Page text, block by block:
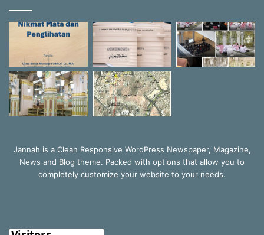
Jannah is a Clean Responsive WordPress Newspaper, Magazine,
News and Blog theme. Packed with options that allow you to
completely customize your website to your needs.